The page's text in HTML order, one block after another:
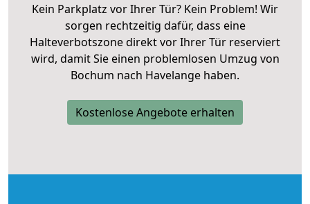
Kein Parkplatz vor Ihrer Tür? Kein Problem! Wir
sorgen rechtzeitig dafür, dass eine
Halteverbotszone direkt vor Ihrer Tür reserviert
wird, damit Sie einen problemlosen Umzug von
Bochum nach Havelange haben.
Kostenlose Angebote erhalten